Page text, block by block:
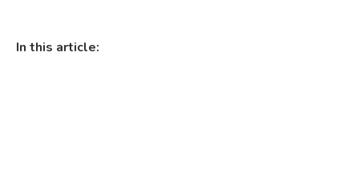
In this article: